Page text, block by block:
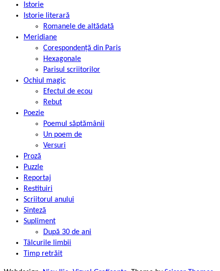
Istorie
Istorie literară
Romanele de altădată
Meridiane
Corespondență din Paris
Hexagonale
Parisul scriitorilor
Ochiul magic
Efectul de ecou
Rebut
Poezie
Poemul săptămânii
Un poem de
Versuri
Proză
Puzzle
Reportaj
Restituiri
Scriitorul anului
Sinteză
Supliment
După 30 de ani
Tâlcurile limbii
Timp retrăit